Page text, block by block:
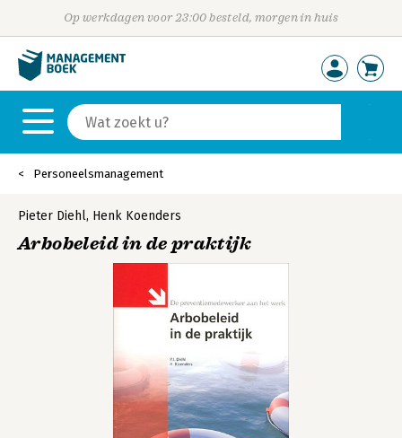
Op werkdagen voor 23:00 besteld, morgen in huis
Personeelsmanagement
Pieter Diehl, Henk Koenders
Arbobeleid in de praktijk